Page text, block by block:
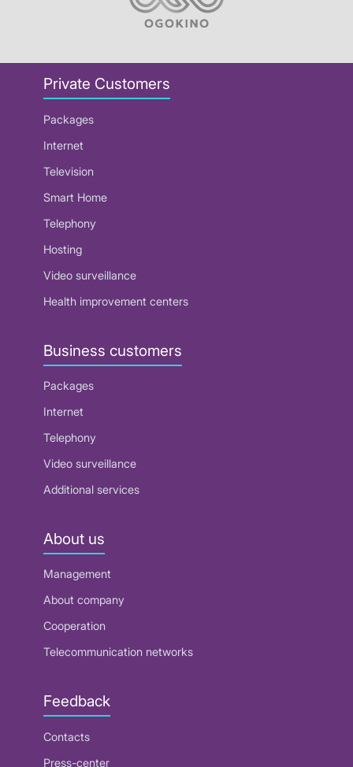
Private Customers
Packages
Internet
Television
Smart Home
Telephony
Hosting
Video surveillance
Health improvement centers
Business customers
Packages
Internet
Telephony
Video surveillance
Additional services
About us
Management
About company
Cooperation
Telecommunication networks
Feedback
Contacts
Press-center